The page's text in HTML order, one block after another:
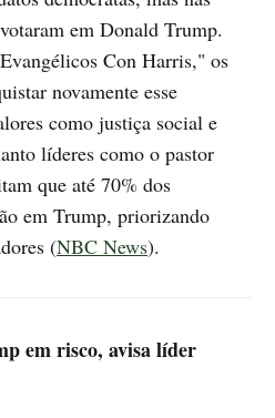
em Donald Trump.
Con Harris," os
novamente esse
como justiça social e
líderes como o pastor
que até 70% dos
em Trump, priorizando
(NBC News).
em risco, avisa líder